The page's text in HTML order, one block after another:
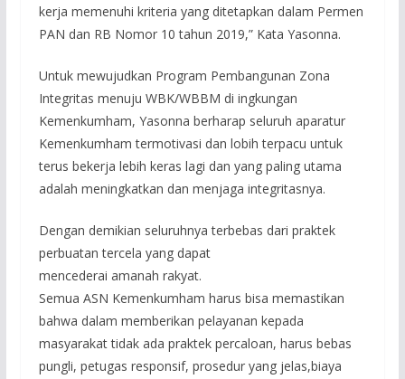
kerja memenuhi kriteria yang ditetapkan dalam Permen
PAN dan RB Nomor 10 tahun 2019,” Kata Yasonna.
Untuk mewujudkan Program Pembangunan Zona
Integritas menuju WBK/WBBM di ingkungan
Kemenkumham, Yasonna berharap seluruh aparatur
Kemenkumham termotivasi dan lobih terpacu untuk
terus bekerja lebih keras lagi dan yang paling utama
adalah meningkatkan dan menjaga integritasnya.
Dengan demikian seluruhnya terbebas dari praktek
perbuatan tercela yang dapat
mencederai amanah rakyat.
Semua ASN Kemenkumham harus bisa memastikan
bahwa dalam memberikan pelayanan kepada
masyarakat tidak ada praktek percaloan, harus bebas
pungli, petugas responsif, prosedur yang jelas,biaya